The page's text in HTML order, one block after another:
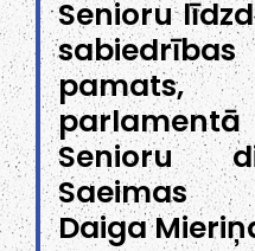
Senioru
Senioru
Saeimas
Daiga